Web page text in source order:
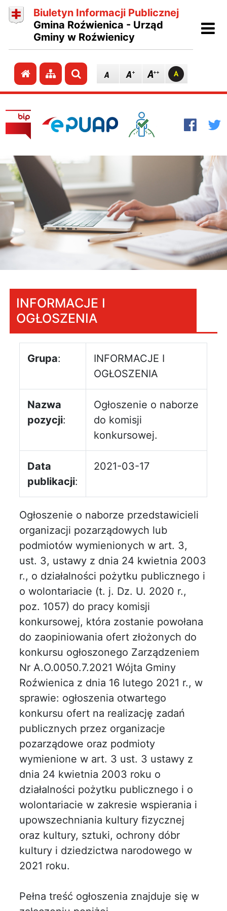
Biuletyn Informacji Publicznej
Gmina Roźwienica - Urząd
Gminy w Roźwienicy
Przejdź do strony głównej
Przejdź do mapy strony
Szukaj
INFORMACJE I
OGŁOSZENIA
Grupa:
INFORMACJE I
OGŁOSZENIA
Nazwa
pozycji:
Ogłoszenie o naborze
do komisji
konkursowej.
Data
publikacji:
2021-03-17
Ogłoszenie o naborze przedstawicieli
organizacji pozarządowych lub
podmiotów wymienionych w art. 3,
ust. 3, ustawy z dnia 24 kwietnia 2003
r., o działalności pożytku publicznego i
o wolontariacie (t. j. Dz. U. 2020 r.,
poz. 1057) do pracy komisji
konkursowej, która zostanie powołana
do zaopiniowania ofert złożonych do
konkursu ogłoszonego Zarządzeniem
Nr A.O.0050.7.2021 Wójta Gminy
Roźwienica z dnia 16 lutego 2021 r., w
sprawie: ogłoszenia otwartego
konkursu ofert na realizację zadań
publicznych przez organizacje
pozarządowe oraz podmioty
wymienione w art. 3 ust. 3 ustawy z
dnia 24 kwietnia 2003 roku o
działalności pożytku publicznego i o
wolontariacie w zakresie wspierania i
upowszechniania kultury fizycznej
oraz kultury, sztuki, ochrony dóbr
kultury i dziedzictwa narodowego w
2021 roku.
Pełna treść ogłoszenia znajduje się w